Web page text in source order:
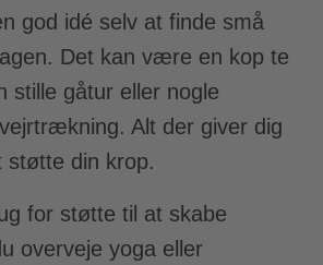
god idé selv at finde små
Det kan være en kop te
stille gåtur eller nogle
Alt der giver dig
støtte din krop.
for støtte til at skabe
overveje yoga eller